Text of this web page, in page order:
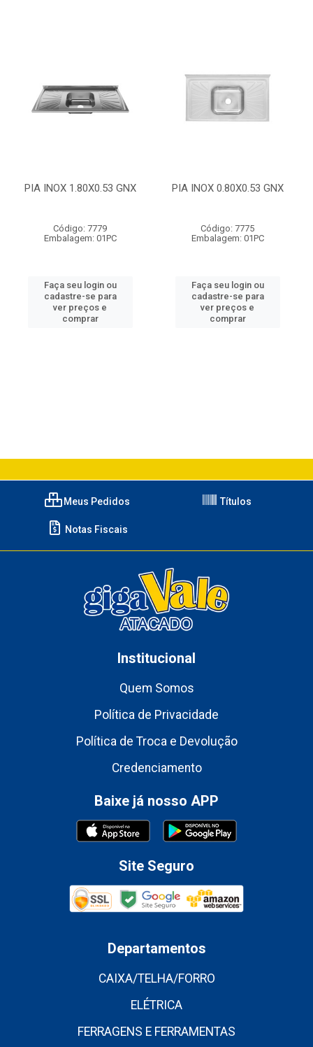
PIA INOX 1.80X0.53 GNX
Código: 7779
Embalagem: 01PC
Faça seu login ou
cadastre-se para
ver preços e
comprar
PIA INOX 0.80X0.53 GNX
Código: 7775
Embalagem: 01PC
Faça seu login ou
cadastre-se para
ver preços e
comprar
Meus Pedidos Títulos
Notas Fiscais
Institucional
Quem Somos
Política de Privacidade
Política de Troca e Devolução
Credenciamento
Baixe já nosso APP
Site Seguro
Departamentos
CAIXA/TELHA/FORRO
ELÉTRICA
FERRAGENS E FERRAMENTAS